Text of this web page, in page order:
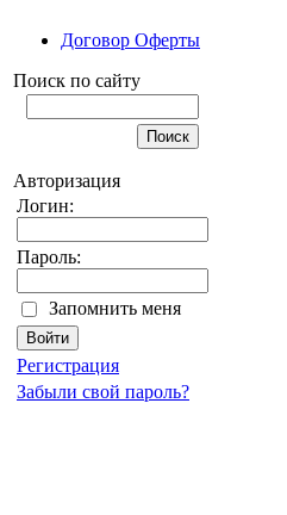
Договор Оферты
Поиск по сайту
Авторизация
Логин:
Пароль:
Запомнить меня
Регистрация
Забыли свой пароль?